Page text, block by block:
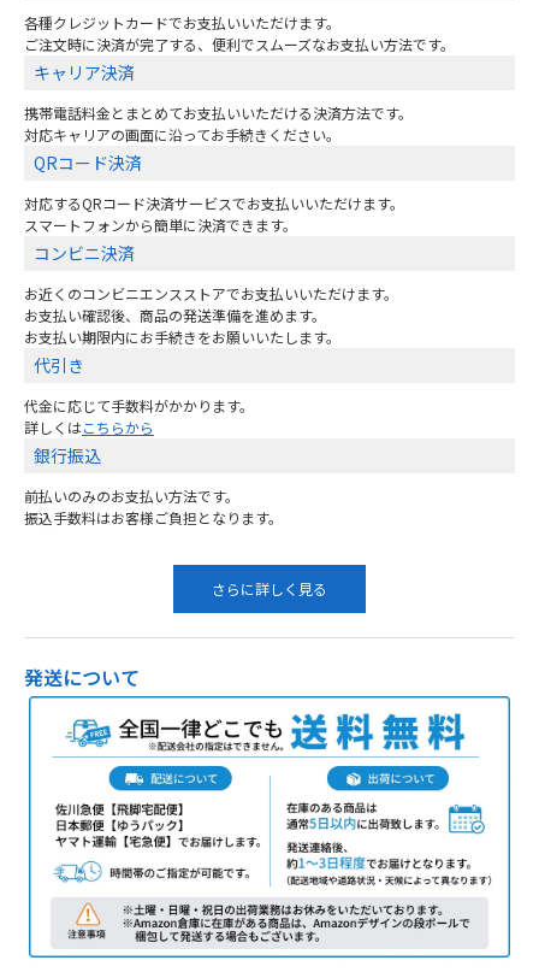
各種クレジットカードでお支払いいただけます。
ご注文時に決済が完了する、便利でスムーズなお支払い方法です。
キャリア決済
携帯電話料金とまとめてお支払いいただける決済方法です。
対応キャリアの画面に沿ってお手続きください。
QRコード決済
対応するQRコード決済サービスでお支払いいただけます。
スマートフォンから簡単に決済できます。
コンビニ決済
お近くのコンビニエンスストアでお支払いいただけます。
お支払い確認後、商品の発送準備を進めます。
お支払い期限内にお手続きをお願いいたします。
代引き
代金に応じて手数料がかかります。
詳しくはこちらから
銀行振込
前払いのみのお支払い方法です。
振込手数料はお客様ご負担となります。
さらに詳しく見る
発送について